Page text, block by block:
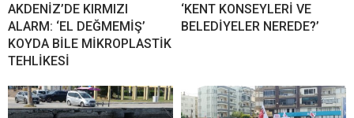
AKDENİZ’DE KIRMIZI
ALARM: ‘EL DEĞMEMİŞ’
KOYDA BİLE MİKROPLASTİK
TEHLİKESİ
‘KENT KONSEYLERİ VE
BELEDİYELER NEREDE?’